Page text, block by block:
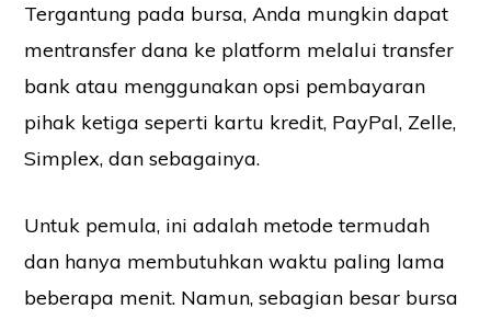
Tergantung pada bursa, Anda mungkin dapat
mentransfer dana ke platform melalui transfer
bank atau menggunakan opsi pembayaran
pihak ketiga seperti kartu kredit, PayPal, Zelle,
Simplex, dan sebagainya.
Untuk pemula, ini adalah metode termudah
dan hanya membutuhkan waktu paling lama
beberapa menit. Namun, sebagian besar bursa